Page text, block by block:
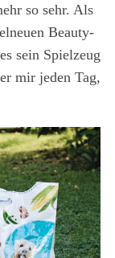
so sehr. Als
Beauty-
sein Spielzeug
mir jeden Tag,